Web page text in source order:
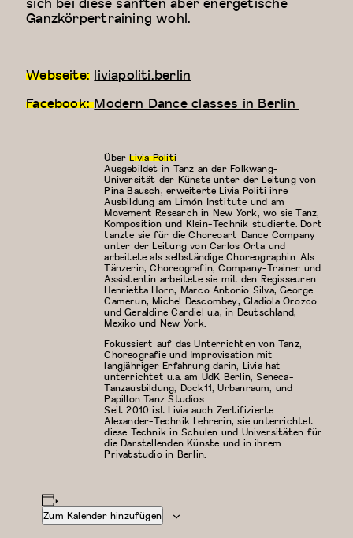
Ganzkörpertraining wohl.
Webseite: liviapoliti.berlin
Facebook:Modern Dance classes in Berlin
Zum Kalender hinzufügen
ÜberLivia Politi
Ausgebildet in Tanz an der Folkwang-
Universität der Künste unter der Leitung von
Pina Bausch, erweiterte Livia Politi ihre
Ausbildung am Limón Institute und am
Movement Research in New York, wo sie Tanz,
Komposition und Klein-Technik studierte. Dort
tanzte sie für die Choreoart Dance Company
unter der Leitung von Carlos Orta und
arbeitete als selbständige Choreographin. Als
Tänzerin, Choreografin, Company-Trainer und
Assistentin arbeitete sie mit den Regisseuren
Henrietta Horn, Marco Antonio Silva, George
Camerun, Michel Descombey, Gladiola Orozco
und Geraldine Cardiel u.a, in Deutschland,
Mexiko und New York.
Fokussiert auf das Unterrichten von Tanz,
Choreografie und Improvisation mit
langjähriger Erfahrung darin, Livia hat
unterrichtet u.a. am UdK Berlin, Seneca-
Tanzausbildung, Dock11, Urbanraum, und
Papillon Tanz Studios.
Seit 2010 ist Livia auch Zertifizierte
Alexander-Technik Lehrerin, sie unterrichtet
diese Technik in Schulen und Universitäten für
die Darstellenden Künste und in ihrem
Privatstudio in Berlin.